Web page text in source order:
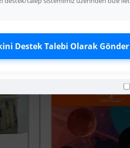
Destek Talebi Olarak Gönder